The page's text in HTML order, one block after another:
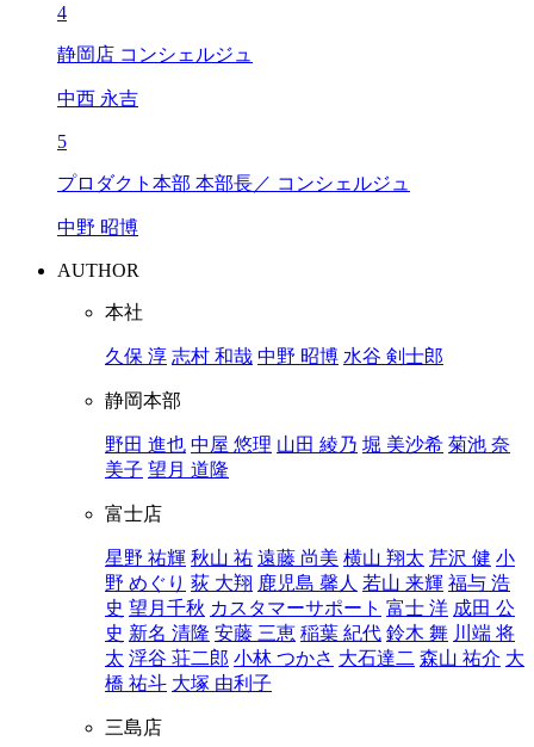
4
静岡店 コンシェルジュ
中西 永吉
5
プロダクト本部 本部長／ コンシェルジュ
中野 昭博
AUTHOR
本社
久保 淳 志村 和哉 中野 昭博 水谷 剣士郎
静岡本部
野田 進也 中屋 悠理 山田 綾乃 堀 美沙希 菊池 奈
美子 望月 道隆
富士店
星野 祐輝 秋山 祐 遠藤 尚美 横山 翔太 芹沢 健 小
野 めぐり 荻 大翔 鹿児島 馨人 若山 来輝 福与 浩
史 望月千秋 カスタマーサポート 富士 洋 成田 公
史 新名 清隆 安藤 三恵 稲葉 紀代 鈴木 舞 川端 将
太 浮谷 荘二郎 小林 つかさ 大石達二 森山 祐介 大
橋 祐斗 大塚 由利子
三島店